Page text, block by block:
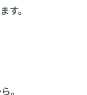
す。
。